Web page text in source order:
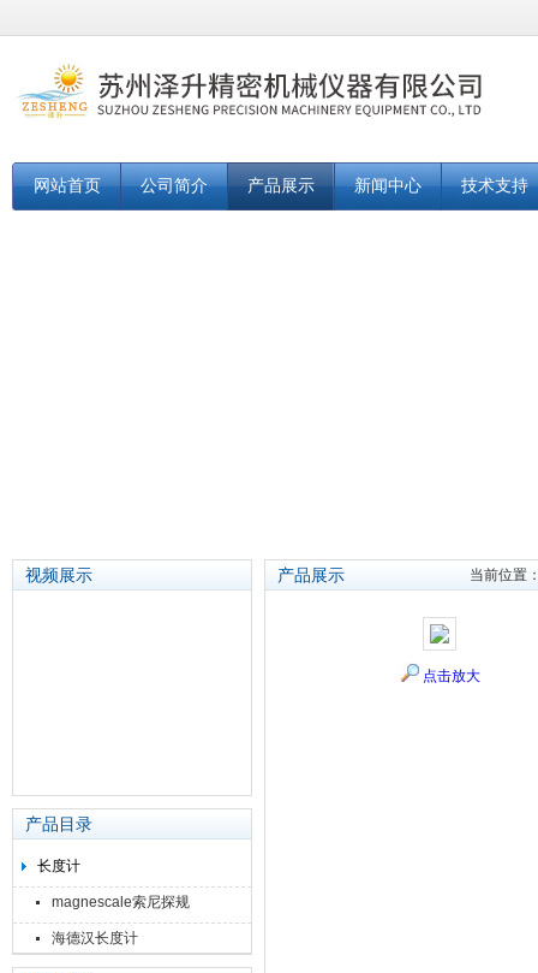
网站首页 公司简介 产品展示 新闻中心 技术支持
视频展示
产品目录
长度计
magnescale索尼探规
海德汉长度计
产品展示 当前位置
点击放大